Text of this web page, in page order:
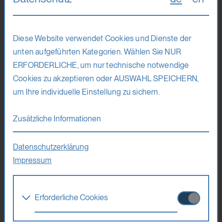
Dieser Workshop steht allen offen, wobei Teilnehmende
mit Queerness-, körperlicher Behinderungs-, BIPoC- oder
Maximale Anzahl der Teilnehmenden
20
670 Euro (ermäßigt 495 Euro)
Ania Nowak
Ania Nowak nähert sich künstlerisch der Verletzlichkeit und
dem Verlangen mit dem Ziel, neu zu imaginieren, wozu
Diese Website verwendet Cookies und Dienste der
unten aufgeführten Kategorien. Wählen Sie NUR
ERFORDERLICHE, um nur technische notwendige
Cookies zu akzeptieren oder AUSWAHL SPEICHERN,
um Ihre individuelle Einstellung zu sichern.
Zusätzliche Informationen
Datenschutzerklärung
Impressum
Erforderliche Cookies
Diese Cookies werden benötigt um die